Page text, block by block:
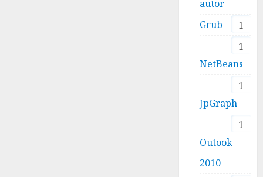
autor
1
Grub
1
NetBeans
1
JpGraph
1
Outook
2010